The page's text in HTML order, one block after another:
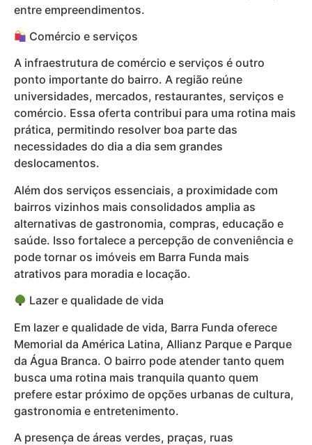
entre empreendimentos.
Comércio e serviços
A infraestrutura de comércio e serviços é outro
ponto importante do bairro. A região reúne
universidades, mercados, restaurantes, serviços e
comércio. Essa oferta contribui para uma rotina mais
prática, permitindo resolver boa parte das
necessidades do dia a dia sem grandes
deslocamentos.
Além dos serviços essenciais, a proximidade com
bairros vizinhos mais consolidados amplia as
alternativas de gastronomia, compras, educação e
saúde. Isso fortalece a percepção de conveniência e
pode tornar os imóveis em Barra Funda mais
atrativos para moradia e locação.
Lazer e qualidade de vida
Em lazer e qualidade de vida, Barra Funda oferece
Memorial da América Latina, Allianz Parque e Parque
da Água Branca. O bairro pode atender tanto quem
busca uma rotina mais tranquila quanto quem
prefere estar próximo de opções urbanas de cultura,
gastronomia e entretenimento.
A presença de áreas verdes, praças, ruas